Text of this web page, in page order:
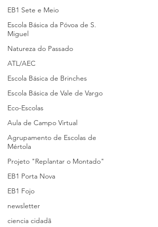
EB1 Sete e Meio
Escola Básica da Póvoa de S.
Miguel
Natureza do Passado
ATL/AEC
Escola Básica de Brinches
Escola Básica de Vale de Vargo
Eco-Escolas
Aula de Campo Virtual
Agrupamento de Escolas de
Mértola
Projeto "Replantar o Montado"
EB1 Porta Nova
EB1 Fojo
newsletter
ciencia cidadã